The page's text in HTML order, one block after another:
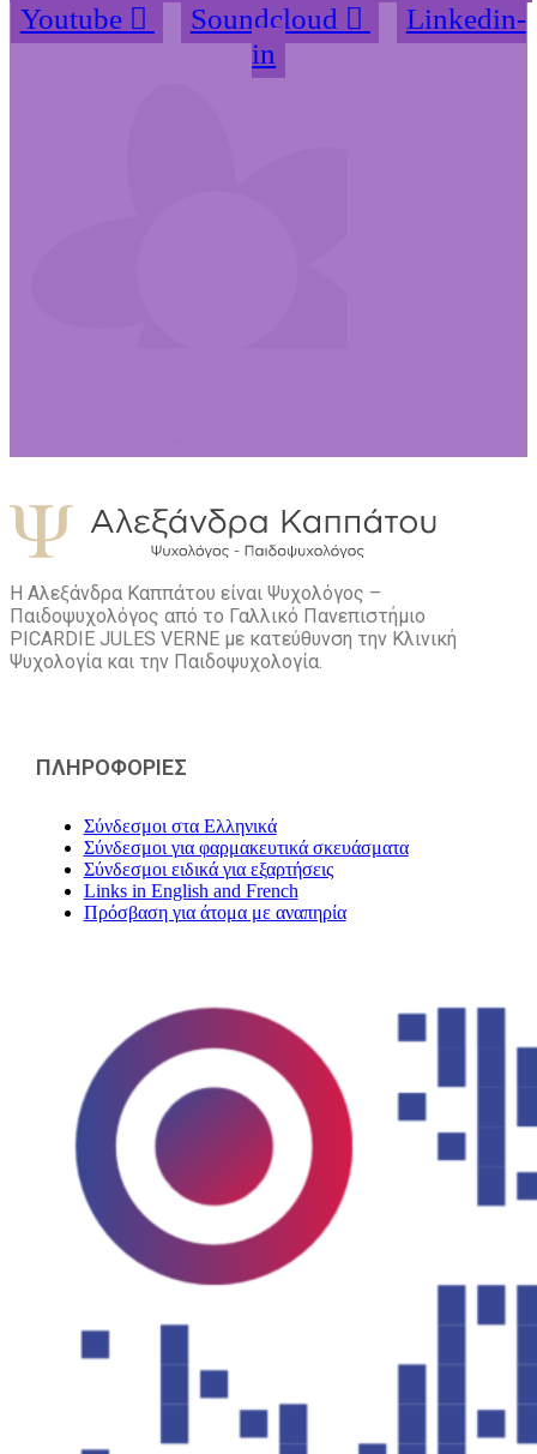
Youtube
Soundcloud
Linkedin-
in
Η Αλεξάνδρα Καππάτου είναι Ψυχολόγος –
Παιδοψυχολόγος από το Γαλλικό Πανεπιστήμιο
PICARDIE JULES VERNE με κατεύθυνση την Kλινική
Ψυχολογία και την Παιδοψυχολογία.
ΠΛΗΡΟΦΟΡΙΕΣ
Σύνδεσμοι στα Ελληνικά
Σύνδεσμοι για φαρμακευτικά σκευάσματα
Σύνδεσμοι ειδικά για εξαρτήσεις
Links in English and French
Πρόσβαση για άτομα με αναπηρία